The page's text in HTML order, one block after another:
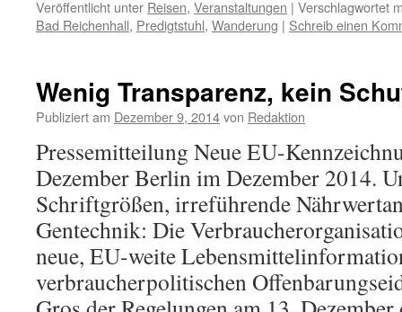
Veröffentlicht unter Reisen, Veranstaltungen | Verschlagwortet
Bad Reichenhall, Predigtstuhl, Wanderung | Schreib einen
Wenig Transparenz, kein
Publiziert am Dezember 9, 2014von Redaktion
Pressemitteilung Neue EU-
Dezember Berlin im Dezember 2014.
Schriftgrößen, irreführende
Gentechnik: Die
neue, EU-weite
verbraucherpolitischen